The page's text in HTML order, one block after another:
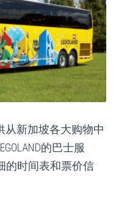
从新加坡各大购物中
的巴士服
的时间表和票价信